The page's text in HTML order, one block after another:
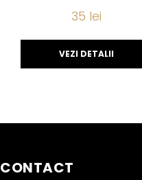
35 lei
VEZI DETALII
CONTACT